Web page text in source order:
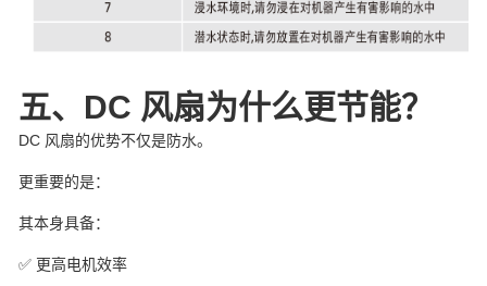
五、DC 风扇为什么更节能？
DC 风扇的优势不仅是防水。
更重要的是：
其本身具备：
✅ 更高电机效率